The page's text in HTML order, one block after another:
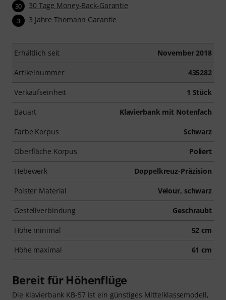
30 30 Tage Money-Back-Garantie
3 3 Jahre Thomann Garantie
Erhältlich seit November 2018
Artikelnummer 435282
Verkaufseinheit 1 Stück
Bauart Klavierbank mit Notenfach
Farbe Korpus Schwarz
Oberfläche Korpus Poliert
Hebewerk Doppelkreuz-Präzision
Polster Material Velour, schwarz
Gestellverbindung Geschraubt
Höhe minimal 52 cm
Höhe maximal 61 cm
Bereit für Höhenflüge
Die Klavierbank KB-57 ist ein günstiges Mittelklassemodell,